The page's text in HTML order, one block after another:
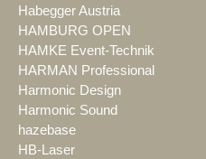
Habegger Austria
HAMBURG OPEN
HAMKE Event-Technik
HARMAN Professional
Harmonic Design
Harmonic Sound
hazebase
HB-Laser